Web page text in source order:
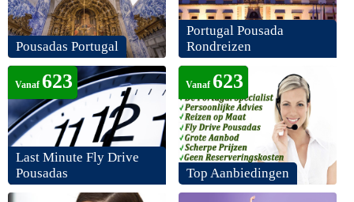
Pousadas Portugal
Portugal Pousada
Rondreizen
Vanaf 623
Last Minute Fly Drive
Pousadas
Vanaf 623
Top Aanbiedingen